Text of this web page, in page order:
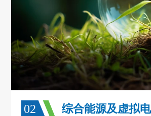
02 综合能源及虚拟